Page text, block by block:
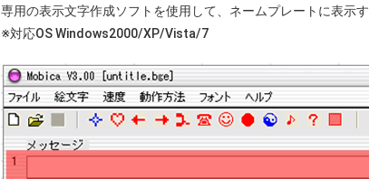
専用の表示文字作成ソフトを使用して、ネームプレートに表示す
※対応OS Windows2000/XP/Vista/7